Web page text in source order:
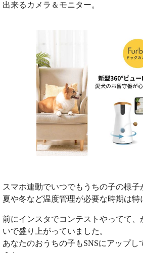
出来るカメラ＆モニター。
スマホ連動でいつでもうちの子の様子
夏や冬など温度管理が必要な時期は特
前にインスタでコンテストやってて
いで盛り上がっていました。
あなたのおうちの子もSNSにアップし